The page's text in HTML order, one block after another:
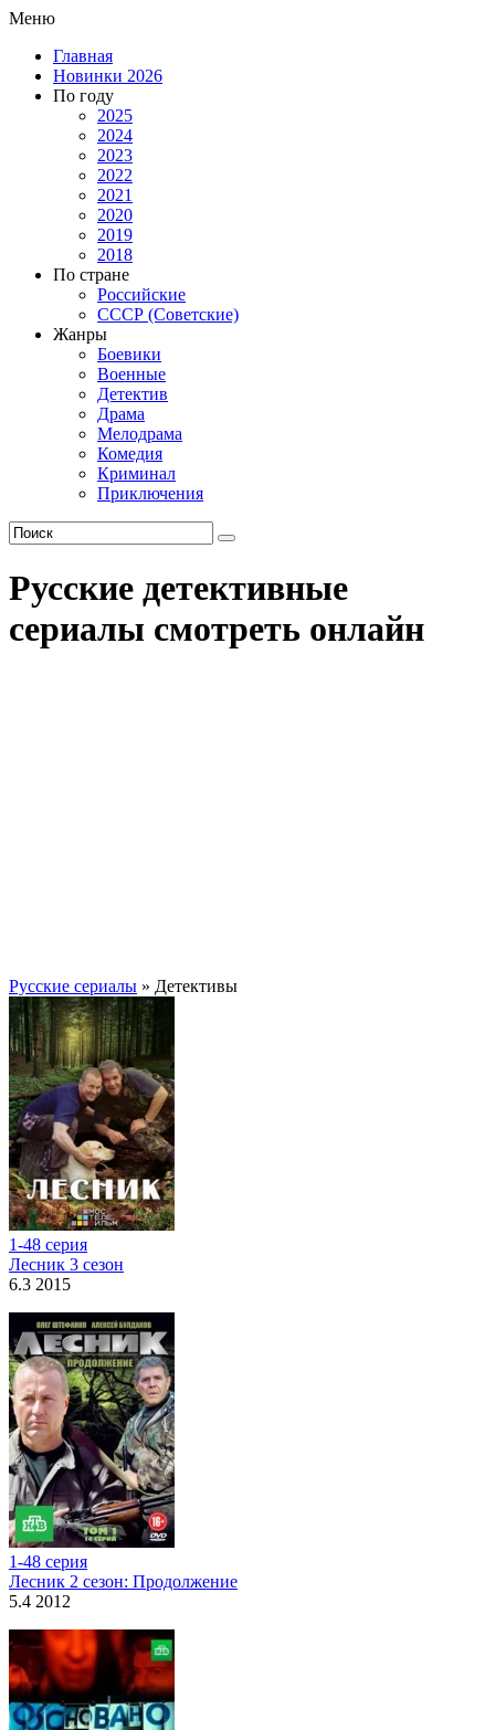
Меню
Главная
Новинки 2026
По году
2025
2024
2023
2022
2021
2020
2019
2018
По стране
Российские
СССР (Советские)
Жанры
Боевики
Военные
Детектив
Драма
Мелодрама
Комедия
Криминал
Приключения
Русские детективные
сериалы смотреть онлайн
Русские сериалы » Детективы
1-48 серия
Лесник 3 сезон
6.3 2015
1-48 серия
Лесник 2 сезон: Продолжение
5.4 2012